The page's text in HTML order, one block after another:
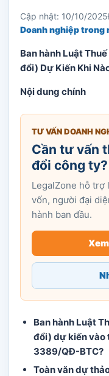
Cập nhật: 10/10/2025
Doanh nghiệp trong
Ban hành Luật
đổi) Dự Kiến Khi
Nội dung chính
TƯ VẤN DOANH
Cần tư vấn
đổi công ty?
LegalZone hỗ trợ
vốn, người đại
hành ban đầu.
Ban hành Luật
đổi) dự kiến vào
3389/QĐ-BTC?
Toàn văn dự